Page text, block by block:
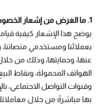
1. ما الغرض من إشعار الخصوصية هذا؟
يوضح هذا الإشعار كيفية
بعملائنا ومستخدمي منصاتنا،
عنها، وحمايتها، وذلك من
الهواتف المحمولة، ونقاط
وقنوات التواصل الاجتماعي،
بها مباشرةً من خلال معاملاتك